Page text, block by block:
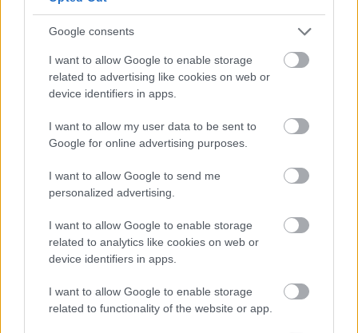
Google consents
I want to allow Google to enable storage
related to advertising like cookies on web or
device identifiers in apps.
I want to allow my user data to be sent to
Google for online advertising purposes.
I want to allow Google to send me
personalized advertising.
I want to allow Google to enable storage
related to analytics like cookies on web or
device identifiers in apps.
I want to allow Google to enable storage
related to functionality of the website or app.
farkasa az eltűnt
húszezres nyomában
szerencsenapok:
Fáradtság, fájdalom,
tested…
A kamasz fiú azt
pap apja eszén
A férjem arra kért,
hogy aludjak a
Hatalmas robbanás
rázta meg Európa